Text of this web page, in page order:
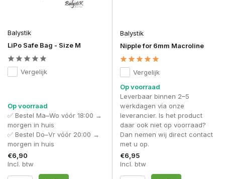
Balystik
LiPo Safe Bag - Size M
Vergelijk
Op voorraad
✅ Bestel Ma–Wo vóór 18:00 →
morgen in huis
✅ Bestel Do–Vr vóór 20:00 →
morgen in huis
€6,90
Incl. btw
Balystik
Nipple for 6mm Macroline
Vergelijk
Op voorraad
Leverbaar binnen 2–5
werkdagen via onze
leverancier. Is het product
daar ook niet op voorraad?
Dan nemen wij direct contact
met u op.
€6,95
Incl. btw